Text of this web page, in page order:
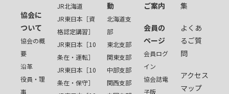
協会に
ついて
協会の概
要
沿革
役員・理
事
JR北海道
JR東日本［資
格認定講習］
JR東日本［10
条在・運転］
JR東日本［10
条在・保守］
動
北海道支
部
東北支部
関東支部
中部支部
関西支部
ご案内
会員の
ページ
会員ログ
イン
協会誌電
子版
集
よくあ
るご質
問
アクセス
マップ